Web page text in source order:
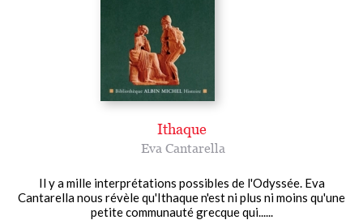
Ithaque
Eva Cantarella
Il y a mille interprétations possibles de l'Odyssée. Eva
Cantarella nous révèle qu'Ithaque n'est ni plus ni moins qu'une
petite communauté grecque qui......